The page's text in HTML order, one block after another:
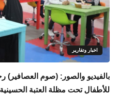
اخبار وتقارير
بالفيديو والصور: (صوم العصافير)
للأطفال تحت مظلة العتبة الحسينية